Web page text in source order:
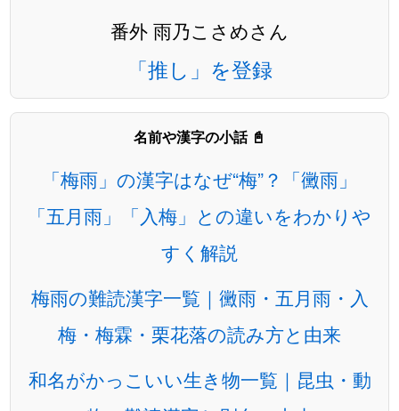
番外 雨乃こさめさん
「推し」を登録
名前や漢字の小話 📓
「梅雨」の漢字はなぜ“梅”？「黴雨」
「五月雨」「入梅」との違いをわかりや
すく解説
梅雨の難読漢字一覧｜黴雨・五月雨・入
梅・梅霖・栗花落の読み方と由来
和名がかっこいい生き物一覧｜昆虫・動